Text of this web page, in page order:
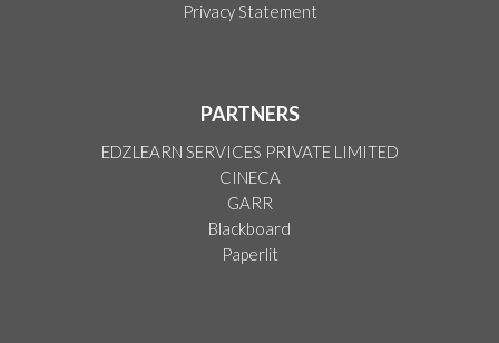
Privacy Statement
PARTNERS
EDZLEARN SERVICES PRIVATE LIMITED
CINECA
GARR
Blackboard
Paperlit